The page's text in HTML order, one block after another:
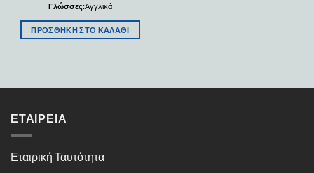
Γλώσσες:Αγγλικά
ΠΡΟΣΘΉΚΗ ΣΤΟ ΚΑΛΆΘΙ
ΕΤΑΙΡΕΊΑ
Εταιρική Ταυτότητα